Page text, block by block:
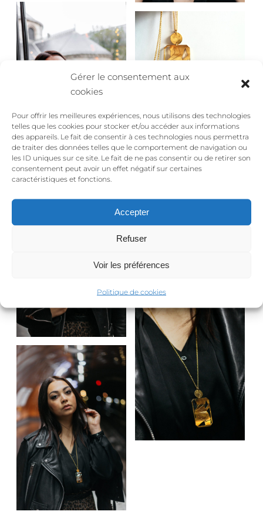
Gérer le consentement aux
cookies
Pour offrir les meilleures expériences, nous utilisons des technologies
telles que les cookies pour stocker et/ou accéder aux informations
des appareils. Le fait de consentir à ces technologies nous permettra
de traiter des données telles que le comportement de navigation ou
les ID uniques sur ce site. Le fait de ne pas consentir ou de retirer son
consentement peut avoir un effet négatif sur certaines
caractéristiques et fonctions.
Accepter
Refuser
Voir les préférences
Politique de cookies